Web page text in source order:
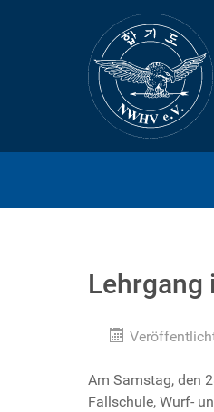
Lehrgang
Am Samstag, den
Fallschule, Wurf-